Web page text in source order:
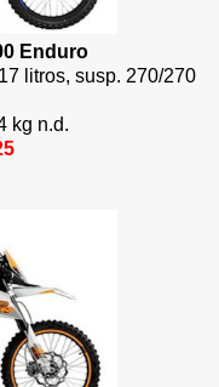
Enduro
litros, susp. 270/270
kg n.d.